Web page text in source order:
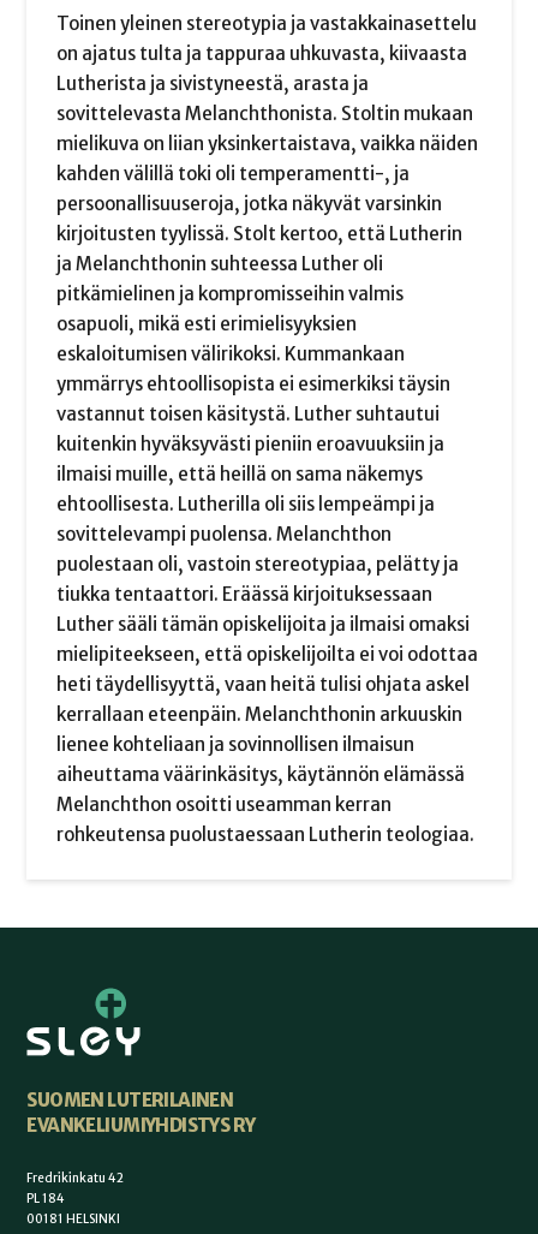
Toinen yleinen stereotypia ja vastakkainasettelu
on ajatus tulta ja tappuraa uhkuvasta, kiivaasta
Lutherista ja sivistyneestä, arasta ja
sovittelevasta Melanchthonista. Stoltin mukaan
mielikuva on liian yksinkertaistava, vaikka näiden
kahden välillä toki oli temperamentti-, ja
persoonallisuuseroja, jotka näkyvät varsinkin
kirjoitusten tyylissä. Stolt kertoo, että Lutherin
ja Melanchthonin suhteessa Luther oli
pitkämielinen ja kompromisseihin valmis
osapuoli, mikä esti erimielisyyksien
eskaloitumisen välirikoksi. Kummankaan
ymmärrys ehtoollisopista ei esimerkiksi täysin
vastannut toisen käsitystä. Luther suhtautui
kuitenkin hyväksyvästi pieniin eroavuuksiin ja
ilmaisi muille, että heillä on sama näkemys
ehtoollisesta. Lutherilla oli siis lempeämpi ja
sovittelevampi puolensa. Melanchthon
puolestaan oli, vastoin stereotypiaa, pelätty ja
tiukka tentaattori. Eräässä kirjoituksessaan
Luther sääli tämän opiskelijoita ja ilmaisi omaksi
mielipiteekseen, että opiskelijoilta ei voi odottaa
heti täydellisyyttä, vaan heitä tulisi ohjata askel
kerrallaan eteenpäin. Melanchthonin arkuuskin
lienee kohteliaan ja sovinnollisen ilmaisun
aiheuttama väärinkäsitys, käytännön elämässä
Melanchthon osoitti useamman kerran
rohkeutensa puolustaessaan Lutherin teologiaa.
SUOMEN LUTERILAINEN
EVANKELIUMIYHDISTYS RY
Fredrikinkatu 42
PL 184
00181 HELSINKI